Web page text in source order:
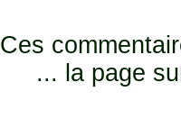
Ces
... la page